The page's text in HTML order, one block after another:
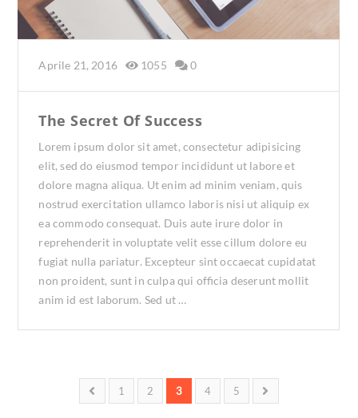
Aprile 21, 2016 1055 0
The Secret Of Success
Lorem ipsum dolor sit amet, consectetur adipisicing
elit, sed do eiusmod tempor incididunt ut labore et
dolore magna aliqua. Ut enim ad minim veniam, quis
nostrud exercitation ullamco laboris nisi ut aliquip ex
ea commodo consequat. Duis aute irure dolor in
reprehenderit in voluptate velit esse cillum dolore eu
fugiat nulla pariatur. Excepteur sint occaecat cupidatat
non proident, sunt in culpa qui officia deserunt mollit
anim id est laborum. Sed ut …
1 2 3 4 5